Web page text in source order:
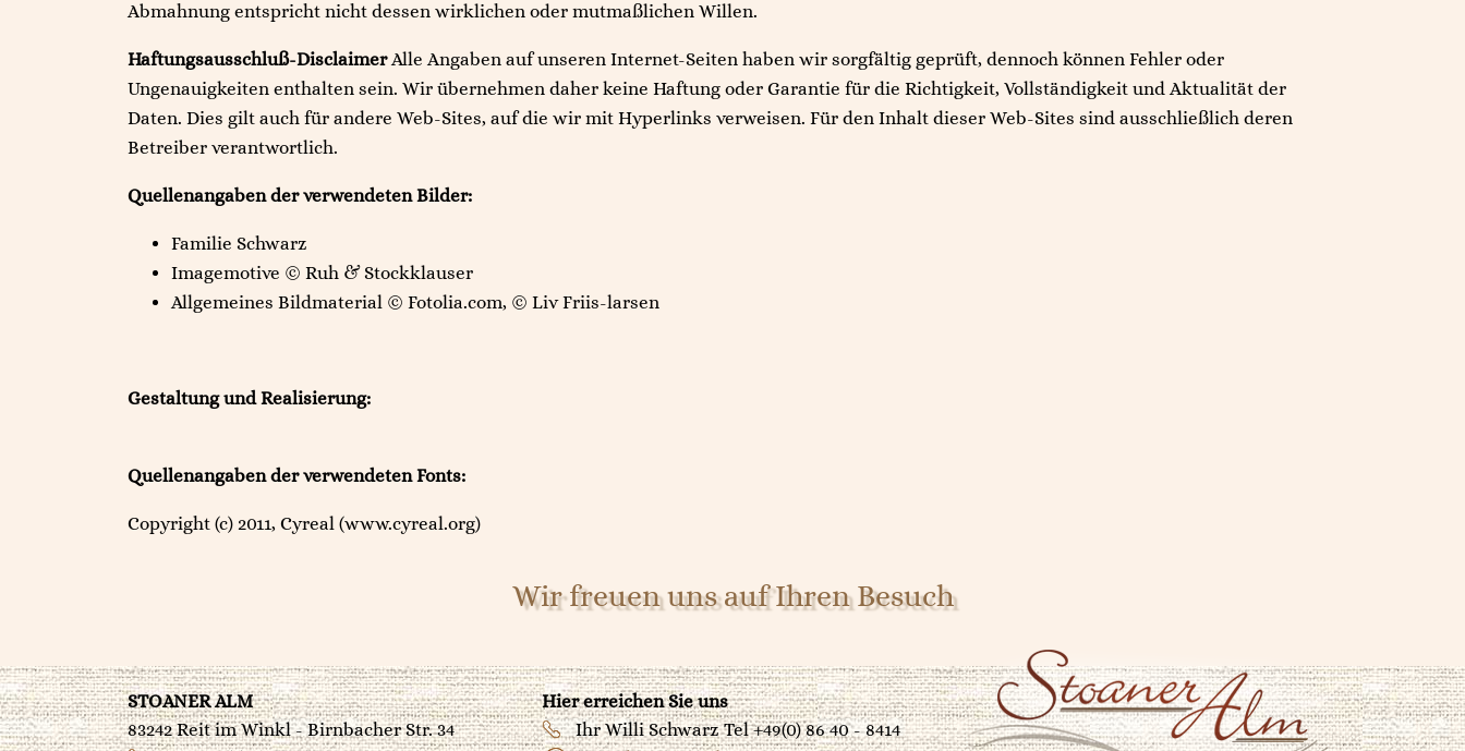
Abmahnung entspricht nicht dessen wirklichen oder mutmaßlichen Willen.
Haftungsausschluß-DisclaimerAlle Angaben auf unseren Internet-Seiten haben wir sorgfältig geprüft, dennoch können Fehler oder
Ungenauigkeiten enthalten sein. Wir übernehmen daher keine Haftung oder Garantie für die Richtigkeit, Vollständigkeit und Aktualität der
Daten. Dies gilt auch für andere Web-Sites, auf die wir mit Hyperlinks verweisen. Für den Inhalt dieser Web-Sites sind ausschließlich deren
Betreiber verantwortlich.
Quellenangaben der verwendeten Bilder:
Familie Schwarz
Imagemotive © Ruh & Stockklauser
Allgemeines Bildmaterial © Fotolia.com, © Liv Friis-larsen
Gestaltung und Realisierung:
Quellenangaben der verwendeten Fonts:
Copyright (c) 2011, Cyreal (www.cyreal.org)
Wir freuen uns auf Ihren Besuch
STOANER ALM
83242 Reit im Winkl - Birnbacher Str. 34
Hier erreichen Sie uns
Ihr Willi SchwarzTel +49(0) 86 40 - 8414